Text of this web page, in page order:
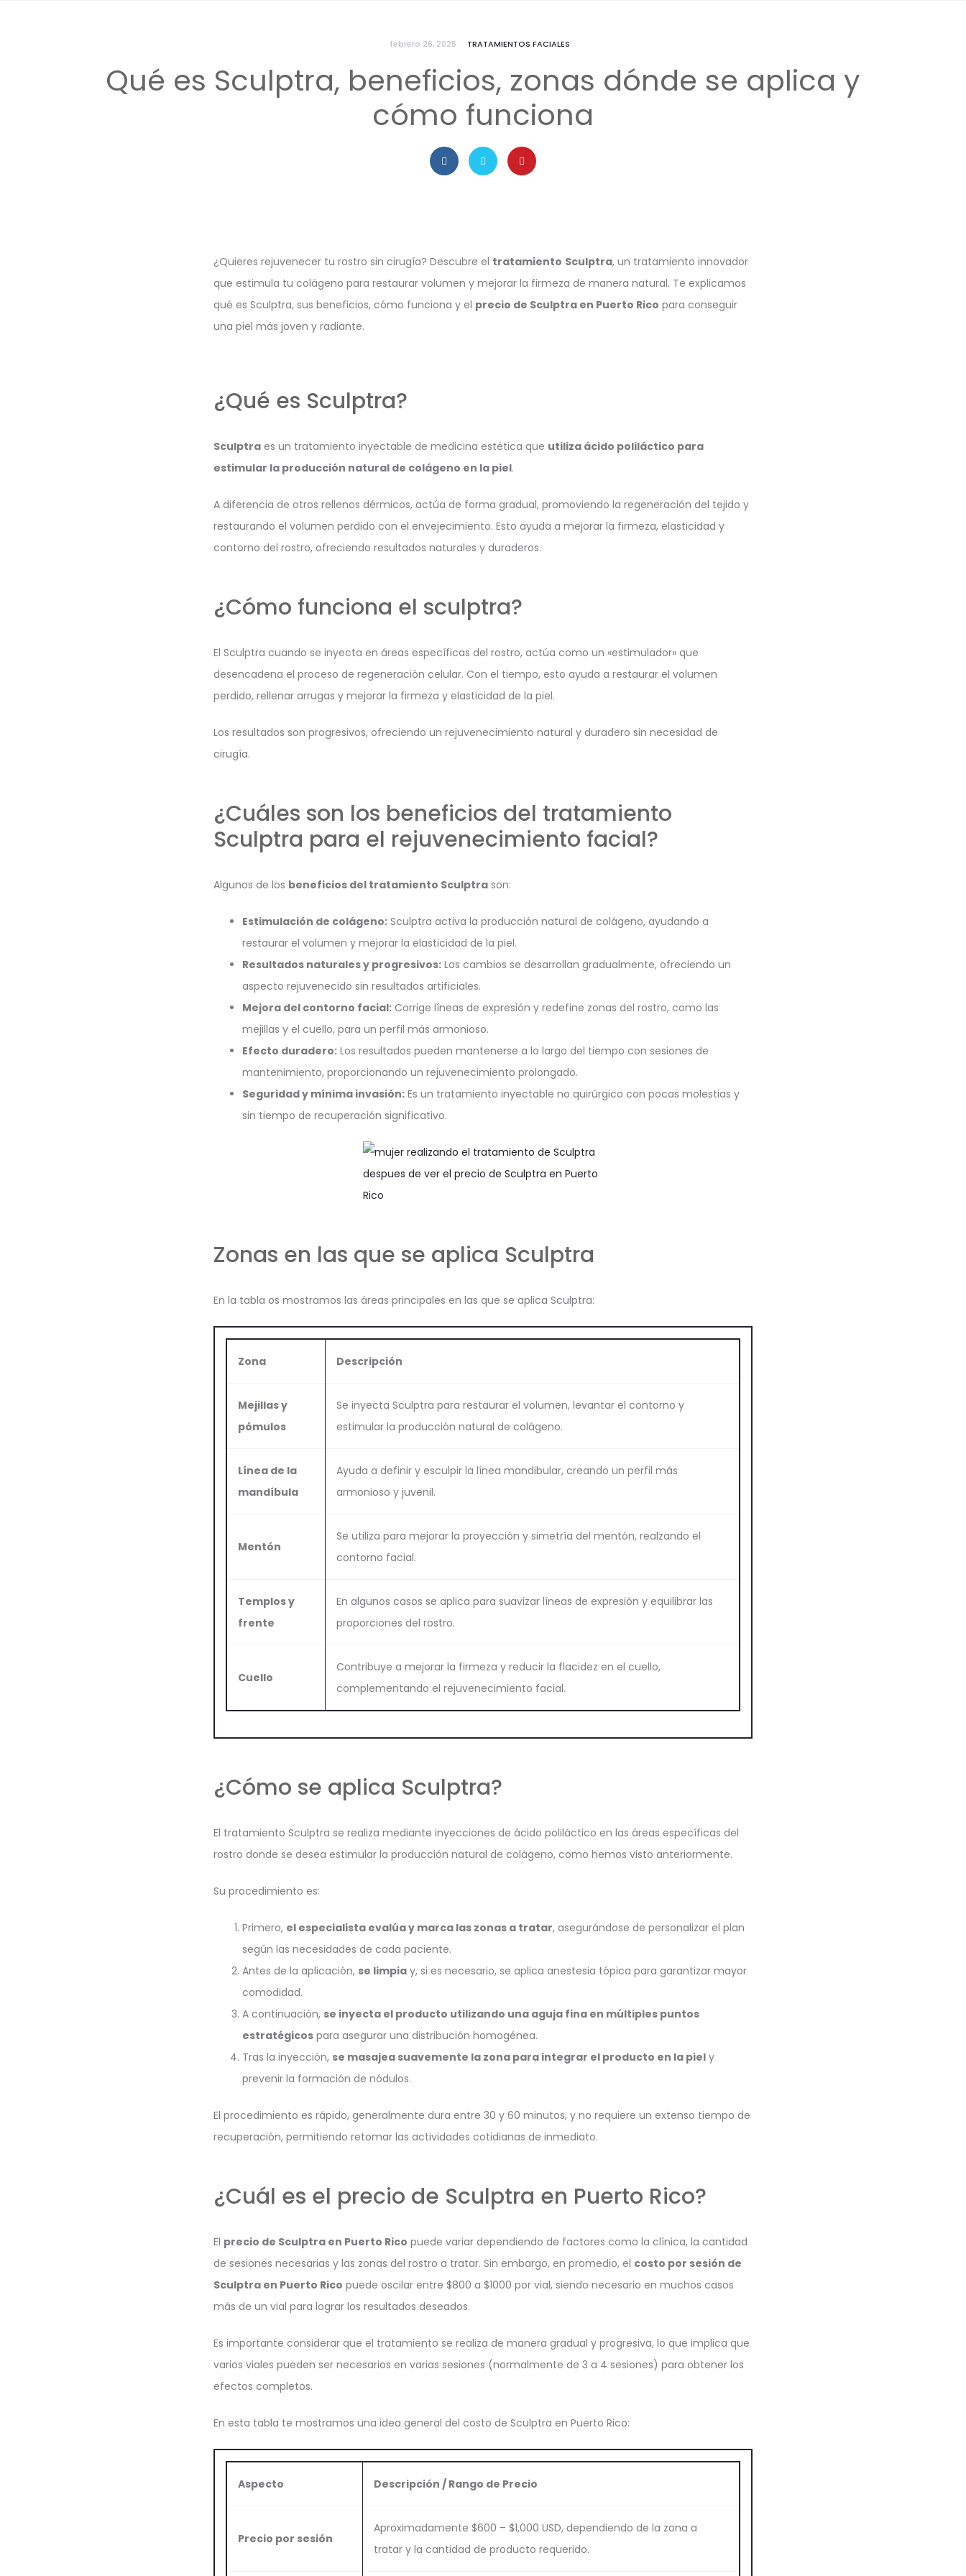
febrero 26, 2025 TRATAMIENTOS FACIALES
Qué es Sculptra, beneficios, zonas dónde se aplica y
cómo funciona
¿Quieres rejuvenecer tu rostro sin cirugía? Descubre el tratamiento Sculptra, un tratamiento innovador
que estimula tu colágeno para restaurar volumen y mejorar la firmeza de manera natural. Te explicamos
qué es Sculptra, sus beneficios, cómo funciona y el precio de Sculptra en Puerto Rico para conseguir
una piel más joven y radiante.
¿Qué es Sculptra?
Sculptra es un tratamiento inyectable de medicina estética que utiliza ácido poliláctico para
estimular la producción natural de colágeno en la piel.
A diferencia de otros rellenos dérmicos, actúa de forma gradual, promoviendo la regeneración del tejido y
restaurando el volumen perdido con el envejecimiento. Esto ayuda a mejorar la firmeza, elasticidad y
contorno del rostro, ofreciendo resultados naturales y duraderos.
¿Cómo funciona el sculptra?
El Sculptra cuando se inyecta en áreas específicas del rostro, actúa como un «estimulador» que
desencadena el proceso de regeneración celular. Con el tiempo, esto ayuda a restaurar el volumen
perdido, rellenar arrugas y mejorar la firmeza y elasticidad de la piel.
Los resultados son progresivos, ofreciendo un rejuvenecimiento natural y duradero sin necesidad de
cirugía.
¿Cuáles son los beneficios del tratamiento
Sculptra para el rejuvenecimiento facial?
Algunos de los beneficios del tratamiento Sculptra son:
Estimulación de colágeno: Sculptra activa la producción natural de colágeno, ayudando a
restaurar el volumen y mejorar la elasticidad de la piel.
Resultados naturales y progresivos: Los cambios se desarrollan gradualmente, ofreciendo un
aspecto rejuvenecido sin resultados artificiales.
Mejora del contorno facial: Corrige líneas de expresión y redefine zonas del rostro, como las
mejillas y el cuello, para un perfil más armonioso.
Efecto duradero: Los resultados pueden mantenerse a lo largo del tiempo con sesiones de
mantenimiento, proporcionando un rejuvenecimiento prolongado.
Seguridad y mínima invasión: Es un tratamiento inyectable no quirúrgico con pocas molestias y
sin tiempo de recuperación significativo.
Zonas en las que se aplica Sculptra
En la tabla os mostramos las áreas principales en las que se aplica Sculptra:
Zona Descripción
Mejillas y
pómulos
Se inyecta Sculptra para restaurar el volumen, levantar el contorno y
estimular la producción natural de colágeno.
Línea de la
mandíbula
Ayuda a definir y esculpir la línea mandibular, creando un perfil más
armonioso y juvenil.
Mentón
Se utiliza para mejorar la proyección y simetría del mentón, realzando el
contorno facial.
Templos y
frente
En algunos casos se aplica para suavizar líneas de expresión y equilibrar las
proporciones del rostro.
Cuello
Contribuye a mejorar la firmeza y reducir la flacidez en el cuello,
complementando el rejuvenecimiento facial.
¿Cómo se aplica Sculptra?
El tratamiento Sculptra se realiza mediante inyecciones de ácido poliláctico en las áreas específicas del
rostro donde se desea estimular la producción natural de colágeno, como hemos visto anteriormente.
Su procedimiento es:
Primero, el especialista evalúa y marca las zonas a tratar, asegurándose de personalizar el plan
según las necesidades de cada paciente.
Antes de la aplicación, se limpia y, si es necesario, se aplica anestesia tópica para garantizar mayor
comodidad.
A continuación, se inyecta el producto utilizando una aguja fina en múltiples puntos
estratégicos para asegurar una distribución homogénea.
Tras la inyección, se masajea suavemente la zona para integrar el producto en la piel y
prevenir la formación de nódulos.
El procedimiento es rápido, generalmente dura entre 30 y 60 minutos, y no requiere un extenso tiempo de
recuperación, permitiendo retomar las actividades cotidianas de inmediato.
¿Cuál es el precio de Sculptra en Puerto Rico?
El precio de Sculptra en Puerto Rico puede variar dependiendo de factores como la clínica, la cantidad
de sesiones necesarias y las zonas del rostro a tratar. Sin embargo, en promedio, el costo por sesión de
Sculptra en Puerto Rico puede oscilar entre $800 a $1000 por vial, siendo necesario en muchos casos
más de un vial para lograr los resultados deseados.
Es importante considerar que el tratamiento se realiza de manera gradual y progresiva, lo que implica que
varios viales pueden ser necesarios en varias sesiones (normalmente de 3 a 4 sesiones) para obtener los
efectos completos.
En esta tabla te mostramos una idea general del costo de Sculptra en Puerto Rico:
Aspecto Descripción / Rango de Precio
Precio por sesión
Aproximadamente $600 – $1,000 USD, dependiendo de la zona a
tratar y la cantidad de producto requerido.